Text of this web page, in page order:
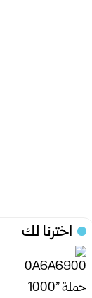
اخترنا لك